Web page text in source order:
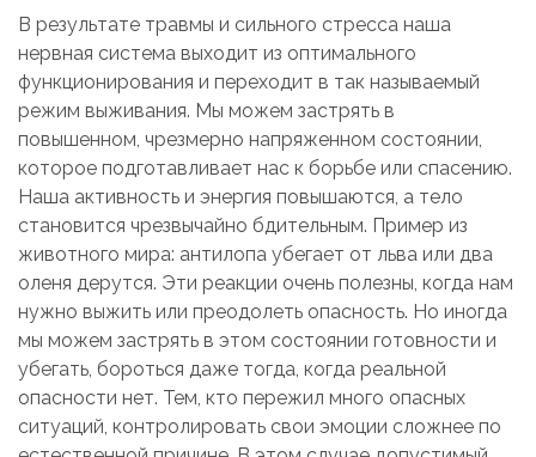
В результате травмы и сильного стресса наша
нервная система выходит из оптимального
функционирования и переходит в так называемый
режим выживания. Мы можем застрять в
повышенном, чрезмерно напряженном состоянии,
которое подготавливает нас к борьбе или спасению.
Наша активность и энергия повышаются, а тело
становится чрезвычайно бдительным. Пример из
животного мира: антилопа убегает от льва или два
оленя дерутся. Эти реакции очень полезны, когда нам
нужно выжить или преодолеть опасность. Но иногда
мы можем застрять в этом состоянии готовности и
убегать, бороться даже тогда, когда реальной
опасности нет. Тем, кто пережил много опасных
ситуаций, контролировать свои эмоции сложнее по